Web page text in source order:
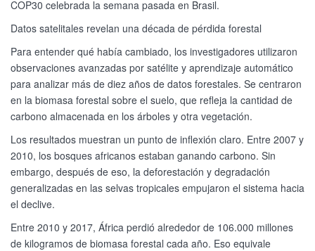
COP30 celebrada la semana pasada en Brasil.
Datos satelitales revelan una década de pérdida forestal
Para entender qué había cambiado, los investigadores utilizaron
observaciones avanzadas por satélite y aprendizaje automático
para analizar más de diez años de datos forestales. Se centraron
en la biomasa forestal sobre el suelo, que refleja la cantidad de
carbono almacenada en los árboles y otra vegetación.
Los resultados muestran un punto de inflexión claro. Entre 2007 y
2010, los bosques africanos estaban ganando carbono. Sin
embargo, después de eso, la deforestación y degradación
generalizadas en las selvas tropicales empujaron el sistema hacia
el declive.
Entre 2010 y 2017, África perdió alrededor de 106.000 millones
de kilogramos de biomasa forestal cada año. Eso equivale